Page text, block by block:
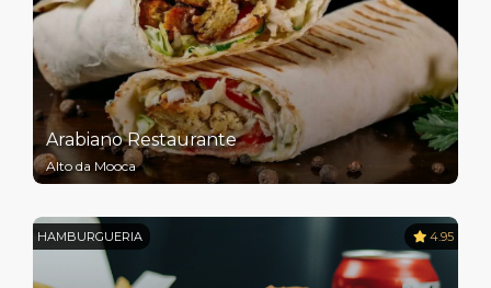
Arabiano Restaurante
Alto da Mooca
HAMBURGUERIA 4.95